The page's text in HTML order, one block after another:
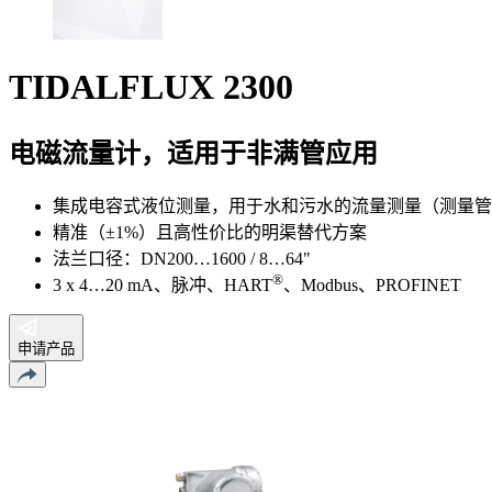
TIDALFLUX 2300
电磁流量计，适用于非满管应用
集成电容式液位测量，用于水和污水的流量测量（测量管
精准（±1%）且高性价比的明渠替代方案
法兰口径：DN200…1600 / 8…64"
3 x 4…20 mA、脉冲、HART®、Modbus、PROFINET
申请产品